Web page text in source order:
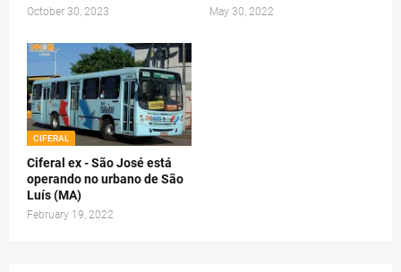
October 30, 2023 May 30, 2022
CIFERAL
Ciferal ex - São José está
operando no urbano de São
Luís (MA)
February 19, 2022